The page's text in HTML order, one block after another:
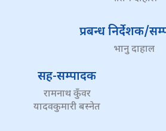
प्रबन्ध निर्देशक/
भानु दाहाल
सह-सम्पादक
रामनाथ कुँवर
यादवकुमारी बस्नेत